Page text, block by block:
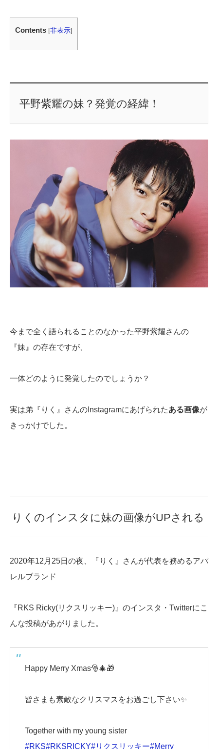
Contents [非表示]
平野紫耀の妹？発覚の経緯！
今まで全く語られることのなかった平野紫耀さんの
『妹』の存在ですが、
一体どのように発覚したのでしょうか？
実は弟『りく』さんのInstagramにあげられたある画像が
きっかけでした。
りくのインスタに妹の画像がUPされる
2020年12月25日の夜、『りく』さんが代表を務めるアパ
レルブランド
『RKS Ricky(リクスリッキー)』のインスタ・Twitterにこ
んな投稿があがりました。
Happy Merry Xmas🎅🎄🎁
皆さまも素敵なクリスマスをお過ごし下さい✨
Together with my young sister
#RKS#RKSRICKY#リクスリッキー#Merry